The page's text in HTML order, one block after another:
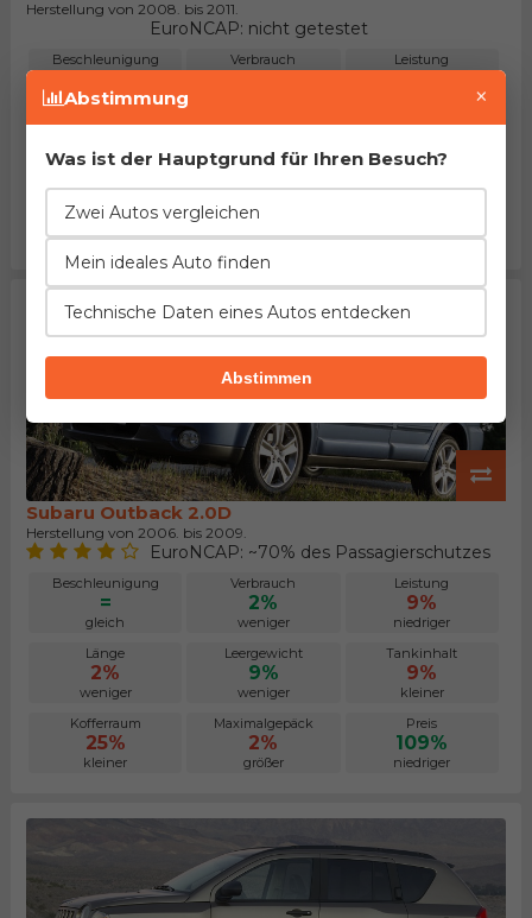
Herstellung von 2008. bis 2011.
EuroNCAP: nicht getestet
Beschleunigung
schlechter
Verbrauch Leistung
Länge
1%
mehr
Leergewicht
8%
mehr
Tankinhalt
9%
größer
244%
kleiner
2%
kleiner höher
Subaru Outback 2.0D
Herstellung von 2006. bis 2009.
EuroNCAP: ~70% des Passagierschutzes
Beschleunigung
=
gleich
Verbrauch
2%
weniger
Leistung
9%
niedriger
Länge
2%
weniger
Leergewicht
9%
weniger
Tankinhalt
9%
kleiner
Kofferraum
25%
kleiner
Maximalgepäck
2%
größer
Preis
109%
niedriger
Abstimmung ×
Was ist der Hauptgrund für Ihren Besuch?
Zwei Autos vergleichen
Mein ideales Auto finden
Technische Daten eines Autos entdecken
Abstimmen